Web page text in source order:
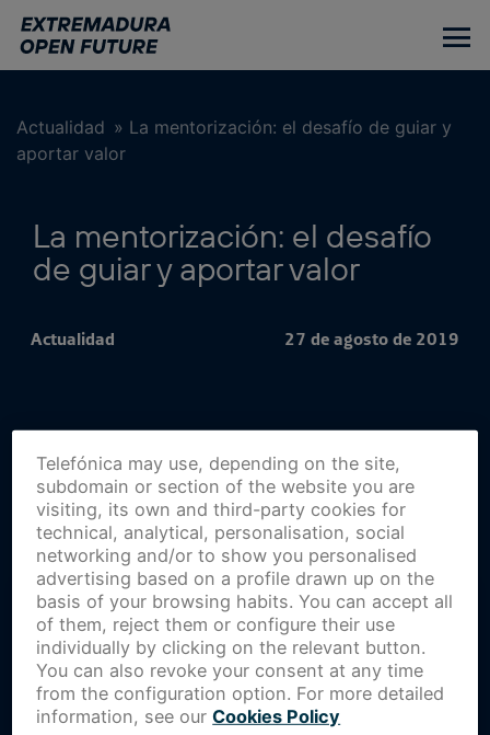
contenido
Actualidad » La mentorización: el desafío de guiar y
aportar valor
La mentorización: el desafío
de guiar y aportar valor
Actualidad 27 de agosto de 2019
Telefónica may use, depending on the site,
subdomain or section of the website you are
visiting, its own and third-party cookies for
technical, analytical, personalisation, social
networking and/or to show you personalised
advertising based on a profile drawn up on the
basis of your browsing habits. You can accept all
of them, reject them or configure their use
individually by clicking on the relevant button.
You can also revoke your consent at any time
from the configuration option. For more detailed
information, see our Cookies Policy